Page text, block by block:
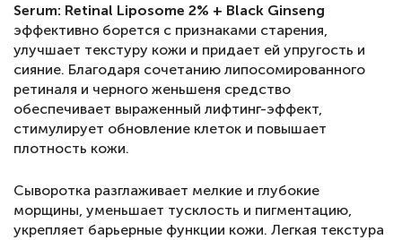
Serum: Retinal Liposome 2% + Black Ginseng
эффективно борется с признаками старения,
улучшает текстуру кожи и придает ей упругость и
сияние. Благодаря сочетанию липосомированного
ретиналя и черного женьшеня средство
обеспечивает выраженный лифтинг-эффект,
стимулирует обновление клеток и повышает
плотность кожи.
Сыворотка разглаживает мелкие и глубокие
морщины, уменьшает тусклость и пигментацию,
укрепляет барьерные функции кожи. Легкая текстура